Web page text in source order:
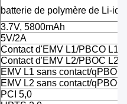
batterie de polymère de Li-ion
3.7V, 5800mAh
5V/2A
Contact d'EMV L1/PBCO L1
Contact d'EMV L2/PBOC L2
EMV L1 sans contact/qPBOC
EMV L2 sans contact/qPBOC
PCI 5,0